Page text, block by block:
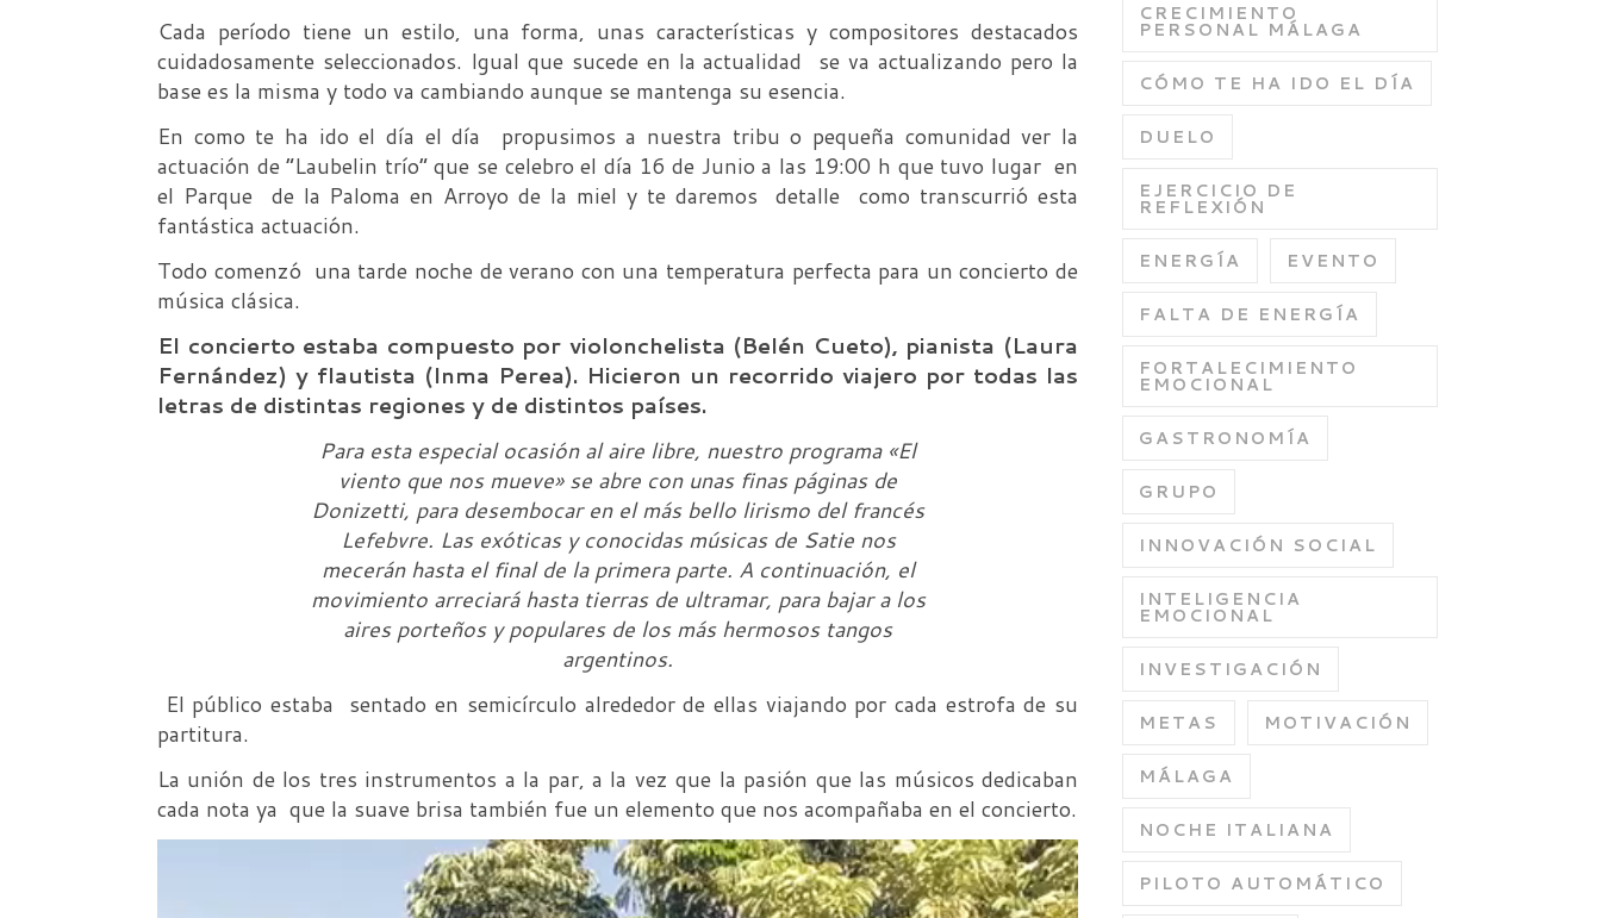
Cada período tiene un estilo, una forma, unas características y compositores destacados
cuidadosamente seleccionados. Igual que sucede en la actualidad se va actualizando pero la
base es la misma y todo va cambiando aunque se mantenga su esencia.
En como te ha ido el día el día propusimos a nuestra tribu o pequeña comunidad ver la
actuación de “Laubelin trío” que se celebro el día 16 de Junio a las 19:00 h que tuvo lugar en
el Parque de la Paloma en Arroyo de la miel y te daremos detalle como transcurrió esta
fantástica actuación.
Todo comenzó una tarde noche de verano con una temperatura perfecta para un concierto de
música clásica.
El concierto estaba compuesto por violonchelista (Belén Cueto), pianista (Laura
Fernández) y flautista (Inma Perea). Hicieron un recorrido viajero por todas las
letras de distintas regiones y de distintos países.
Para esta especial ocasión al aire libre, nuestro programa «El
viento que nos mueve» se abre con unas finas páginas de
Donizetti, para desembocar en el más bello lirismo del francés
Lefebvre. Las exóticas y conocidas músicas de Satie nos
mecerán hasta el final de la primera parte. A continuación, el
movimiento arreciará hasta tierras de ultramar, para bajar a los
aires porteños y populares de los más hermosos tangos
argentinos.
El público estaba sentado en semicírculo alrededor de ellas viajando por cada estrofa de su
partitura.
La unión de los tres instrumentos a la par, a la vez que la pasión que las músicos dedicaban
cada nota ya que la suave brisa también fue un elemento que nos acompañaba en el concierto.
CRECIMIENTO
PERSONAL MÁLAGA
CÓMO TE HA IDO EL DÍA
DUELO
EJERCICIO DE
REFLEXIÓN
ENERGÍA EVENTO
FALTA DE ENERGÍA
FORTALECIMIENTO
EMOCIONAL
GASTRONOMÍA
GRUPO
INNOVACIÓN SOCIAL
INTELIGENCIA
EMOCIONAL
INVESTIGACIÓN
METAS MOTIVACIÓN
MÁLAGA
NOCHE ITALIANA
PILOTO AUTOMÁTICO